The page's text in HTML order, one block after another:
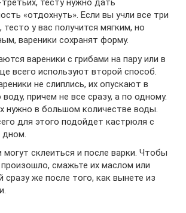
тесту нужно дать
«отдохнуть». Если вы учли все три
у вас получится мягким, но
вареники сохранят форму.
вареники с грибами на пару или в
всего используют второй способ.
не слиплись, их опускают в
причем не все сразу, а по одному.
нужно в большом количестве воды.
для этого подойдет кастрюля с
дном.
могут склеиться и после варки. Чтобы
произошло, смажьте их маслом или
сразу же после того, как вынете из